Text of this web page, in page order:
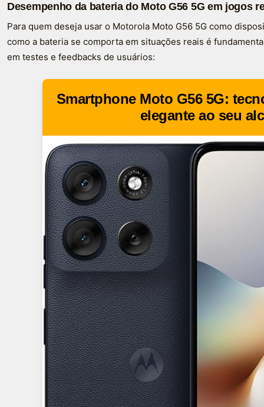
Desempenho da bateria do Moto G56 5G em jogos
Para quem deseja usar o Motorola Moto G56 5G como
como a bateria se comporta em situações reais é
em testes e feedbacks de usuários:
Smartphone Moto G56 5G:
elegante ao seu